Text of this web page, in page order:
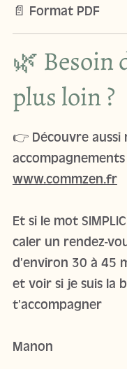
📄 Format PDF
🌿 Besoin
plus loin ?
👉 Découvre aussi
www.commzen.fr
Et si le mot
caler un rendez-
d’environ 30 à 45
et voir si je suis la
t’accompagner
Manon